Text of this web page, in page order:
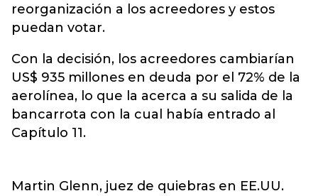
reorganización a los acreedores y estos
puedan votar.
Con la decisión, los acreedores cambiarían
US$ 935 millones en deuda por el 72% de la
aerolínea, lo que la acerca a su salida de la
bancarrota con la cual había entrado al
Capítulo 11.
Martin Glenn, juez de quiebras en EE.UU.